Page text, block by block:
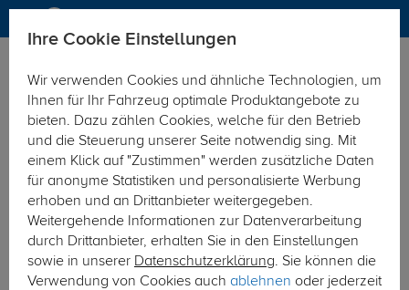
Hier geht's zur Fahrzeugübersicht:
Citroen Jumper
Ihre Cookie Einstellungen
Wir verwenden Cookies und ähnliche Technologien, um
Ihnen für Ihr Fahrzeug optimale Produktangebote zu
bieten. Dazu zählen Cookies, welche für den Betrieb
und die Steuerung unserer Seite notwendig sing. Mit
einem Klick auf "Zustimmen" werden zusätzliche Daten
für anonyme Statistiken und personalisierte Werbung
erhoben und an Drittanbieter weitergegeben.
Weitergehende Informationen zur Datenverarbeitung
durch Drittanbieter, erhalten Sie in den Einstellungen
sowie in unserer Datenschutzerklärung. Sie können die
Verwendung von Cookies auch ablehnen oder jederzeit